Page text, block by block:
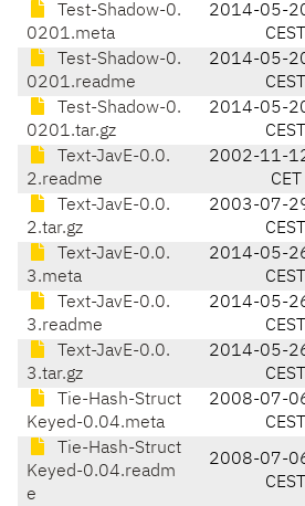
Test-Shadow-0.
0201.meta
2014-05-
CEST
Test-Shadow-0.
0201.readme
2014-05-
CEST
Test-Shadow-0.
0201.tar.gz
2014-05-
CEST
Text-JavE-0.0.
2.readme
2002-11-
CET
Text-JavE-0.0.
2.tar.gz
2003-07-
CEST
Text-JavE-0.0.
3.meta
2014-05-
CEST
Text-JavE-0.0.
3.readme
2014-05-
CEST
Text-JavE-0.0.
3.tar.gz
2014-05-
CEST
Tie-Hash-Struct
Keyed-0.04.meta
2008-07-
CEST
Tie-Hash-Struct
Keyed-0.04.readm
e
2008-07-
CEST